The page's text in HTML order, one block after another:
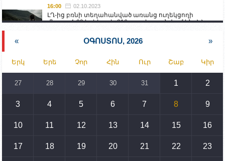
16:00 02.10.2023
ԼՂ-ից բռնի տեղահանված առանց ուղեկցողի
մնացած 20 երեխա և 216 տարեց գտնվում են ՀՀ
Իրանը կողմ է տարածաշրջանի համար շահավետ
տրանսպորտային հաղորդակցությունների
զարգացմանը, սակայն ոչ՝ միջազգային
սահմանների փոփոխությանը
15:10 02.10.2023
սպառնալիքները կասեցնելու համար. իսպանացի
պատգամավորը Գորիսում է
14:54 02.10.2023
« ՕԳՈՍՏՈՍ, 2026 »
Երկ Երե Չոր Հին Ուր Շաբ Կիր
27 28 29 30 31 1 2
3 4 5 6 7 8 9
10 11 12 13 14 15 16
17 18 19 20 21 22 23